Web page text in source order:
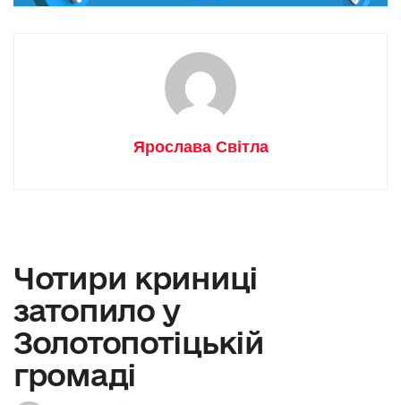
Ярослава Світла
Чотири криниці
затопило у
Золотопотіцькій
громаді